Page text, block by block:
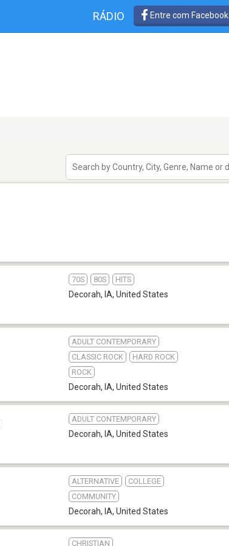
RÁDIO Entre com Facebook
70S 80S HITS
Decorah, IA, United States
ADULT CONTEMPORARY
CLASSIC ROCK
HARD ROCK
ROCK
Decorah, IA, United States
ADULT CONTEMPORARY
Decorah, IA, United States
ALTERNATIVE
COLLEGE
COMMUNITY
Decorah, IA, United States
CHRISTIAN